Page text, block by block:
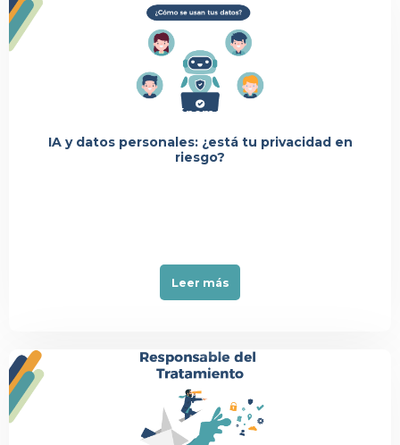
Événement
IA y datos personales: ¿está tu privacidad en
riesgo?
Leer más